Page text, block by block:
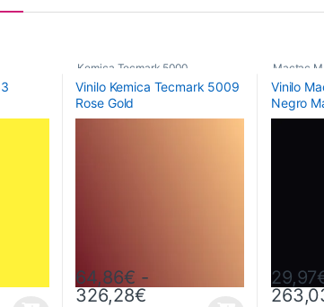
de precios: desde 30,44€ hasta
Kemica Tecmark 5000
Poliméricos ,Vinilos De Corte
Vinilo Kemica Tecmark 5009
Rose Gold
64,86€ -
326,28€Rango de precios:
Mactac
Vinilo
Negro
29,97